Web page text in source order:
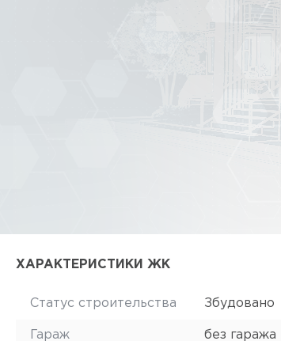
ХАРАКТЕРИСТИКИ ЖК
Статус строительства Збудовано
Гараж без гаража